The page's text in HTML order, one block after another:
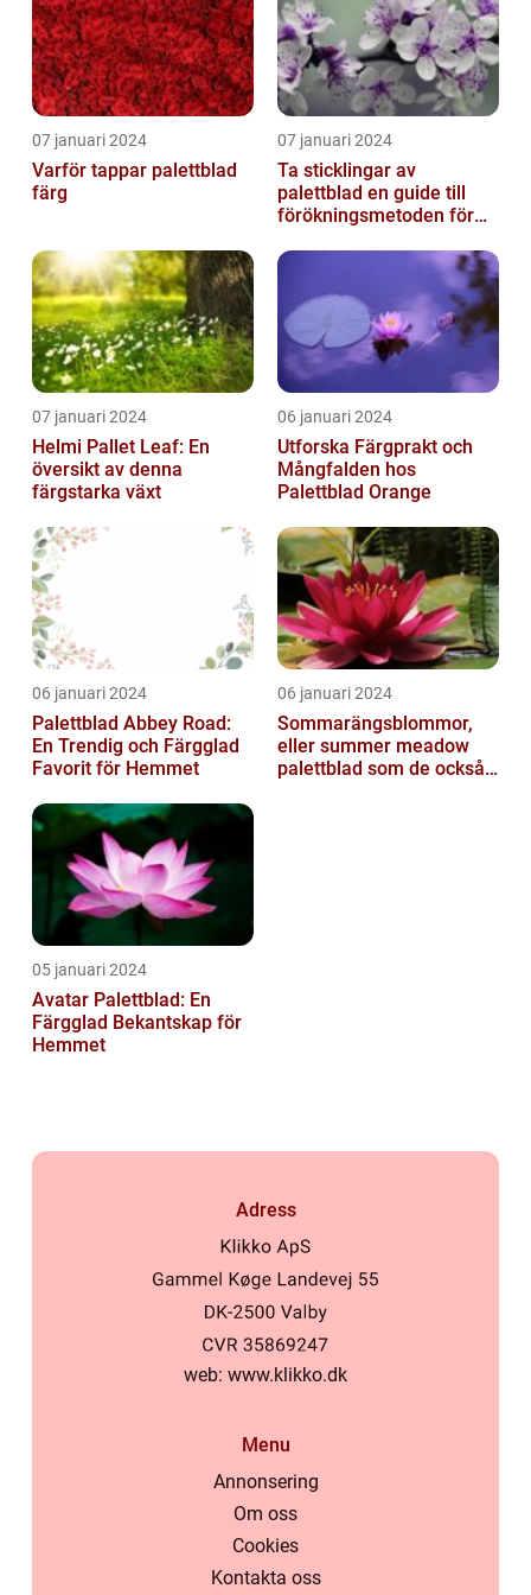
07 januari 2024
Varför tappar palettblad
färg
07 januari 2024
Ta sticklingar av
palettblad en guide till
förökningsmetoden för
07 januari 2024
Helmi Pallet Leaf: En
översikt av denna
färgstarka växt
06 januari 2024
Utforska Färgprakt och
Mångfalden hos
Palettblad Orange
06 januari 2024
Palettblad Abbey Road:
En Trendig och Färgglad
Favorit för Hemmet
06 januari 2024
Sommarängsblommor,
eller summer meadow
palettblad som de också
05 januari 2024
Avatar Palettblad: En
Färgglad Bekantskap för
Hemmet
Adress
web: www.klikko.dk
Menu
Annonsering
Om oss
Cookies
Kontakta oss